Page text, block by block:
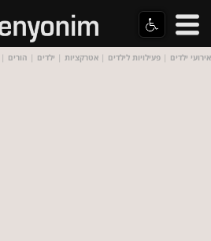
אירועי ילדים | פעילויות לילדים | אטרקציות | ילדים | הורים |